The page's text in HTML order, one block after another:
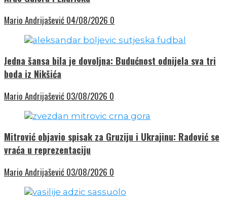
Mario Andrijašević 04/08/2026 0
Jedna šansa bila je dovoljna: Budućnost odnijela sva tri
boda iz Nikšića
Mario Andrijašević 03/08/2026 0
Mitrović objavio spisak za Gruziju i Ukrajinu: Radović se
vraća u reprezentaciju
Mario Andrijašević 03/08/2026 0